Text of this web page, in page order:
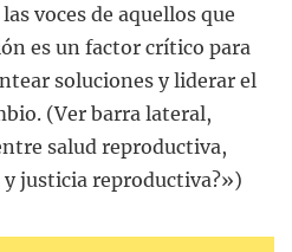
voces de aquellos que
es un factor crítico para
soluciones y liderar el
(Ver barra lateral,
salud reproductiva,
justicia reproductiva?»)